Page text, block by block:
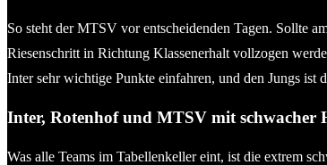
So steht der MTSV vor entscheidenden Tagen. Sollte
Riesenschritt in Richtung Klassenerhalt vollzogen
Inter sehr wichtige Punkte einfahren, und den Jungs ist
Inter, Rotenhof und MTSV mit schwacher
Was alle Teams im Tabellenkeller eint, ist die extrem